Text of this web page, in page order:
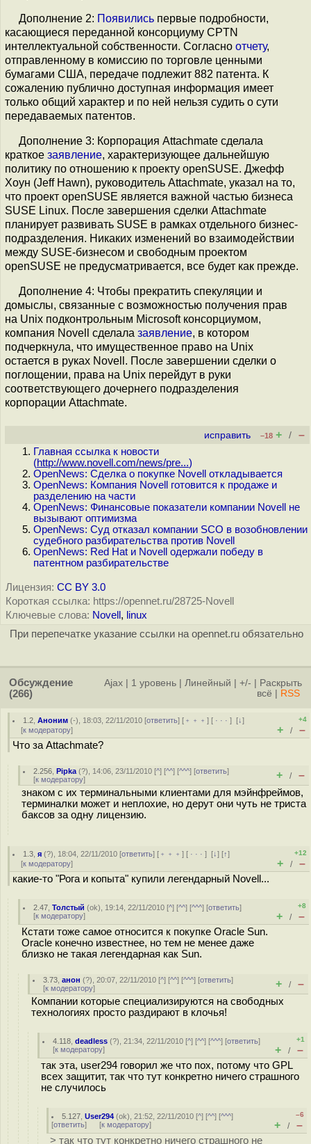
Дополнение 2: Появились первые подробности,
касающиеся переданной консорциуму CPTN
интеллектуальной собственности. Согласно отчету,
отправленному в комиссию по торговле ценными
бумагами США, передаче подлежит 882 патента. К
сожалению публично доступная информация имеет
только общий характер и по ней нельзя судить о сути
передаваемых патентов.
Дополнение 3: Корпорация Attachmate сделала
краткое заявление, характеризующее дальнейшую
политику по отношению к проекту openSUSE. Джефф
Хоун (Jeff Hawn), руководитель Attachmate, указал на то,
что проект openSUSE является важной частью бизнеса
SUSE Linux. После завершения сделки Attachmate
планирует развивать SUSE в рамках отдельного бизнес-
подразделения. Никаких изменений во взаимодействии
между SUSE-бизнесом и свободным проектом
openSUSE не предусматривается, все будет как прежде.
Дополнение 4: Чтобы прекратить спекуляции и
домыслы, связанные с возможностью получения прав
на Unix подконтрольным Microsoft консорциумом,
компания Novell сделала заявление, в котором
подчеркнула, что имущественное право на Unix
остается в руках Novell. После завершении сделки о
поглощении, права на Unix перейдут в руки
соответствующего дочернего подразделения
корпорации Attachmate.
исправить –18 + / –
Главная ссылка к новости
(http://www.novell.com/news/pre...)
OpenNews: Сделка о покупке Novell откладывается
OpenNews: Компания Novell готовится к продаже и
разделению на части
OpenNews: Финансовые показатели компании Novell не
вызывают оптимизма
OpenNews: Суд отказал компании SCO в возобновлении
судебного разбирательства против Novell
OpenNews: Red Hat и Novell одержали победу в
патентном разбирательстве
Лицензия: CC BY 3.0
Короткая ссылка: https://opennet.ru/28725-Novell
Ключевые слова: Novell , linux
При перепечатке указание ссылки на opennet.ru обязательно
Обсуждение
(266)
Ajax 1 уровень Линейный +/-
Раскрыть
всё
RSS
1.2 ,Аноним (-), 18:03, 22/11/2010 [ответить] [ ﹢﹢﹢] [ · · ·][↓]
[к модератору]
+4
+ / –
Что за Attachmate?
2.256 ,Pipka (?), 14:06, 23/11/2010 [^] [^^] [^^^] [ответить]
[к модератору] + / –
знаком с их терминальными клиентами для мэйнфреймов,
терминалки может и неплохие, но дерут они чуть не триста
баксов за одну лицензию.
1.3 ,я (?), 18:04, 22/11/2010 [ответить] [ ﹢﹢﹢] [ · · ·][↓] [↑]
[к модератору]
+12
+ / –
какие-то "Рога и копыта" купили легендарный Novell...
2.47 ,Толстый (ok), 19:14, 22/11/2010 [^] [^^] [^^^] [ответить]
[к модератору]
+8
+ / –
Кстати тоже самое относится к покупке Oracle Sun.
Oracle конечно известнее, но тем не менее даже
близко не такая легендарная как Sun.
3.73 ,анон (?), 20:07, 22/11/2010 [^] [^^] [^^^] [ответить]
[к модератору] + / –
Компании которые специализируются на свободных
технологиях просто раздирают в клочья!
4.118 ,deadless (?), 21:34, 22/11/2010 [^] [^^] [^^^] [ответить]
[к модератору]
+1
+ / –
так эта, user294 говорил же что пох, потому что GPL
всех защитит, так что тут конкретно ничего страшного
не случилось
5.127 ,User294 (ok), 21:52, 22/11/2010 [^] [^^] [^^^]
[ответить] [к модератору]
–6
+ / –
> так что тут конкретно ничего страшного не